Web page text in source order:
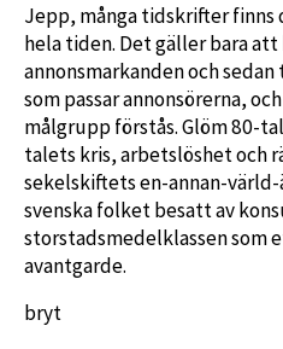
Jepp, många tidskrifter finns
hela tiden. Det gäller bara att
annonsmarkanden och
som passar annonsörerna,
målgrupp förstås. Glöm 80-
talets kris, arbetslöshet och
sekelskiftets en-annan-
svenska folket besatt av
storstadsmedelklassen som
avantgarde.
bryt